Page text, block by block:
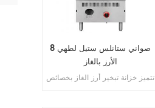
8 صواني ستانلس ستيل لطهي
الأرز بالغاز
تتميز خزانة تبخير أرز الغاز بخصائص